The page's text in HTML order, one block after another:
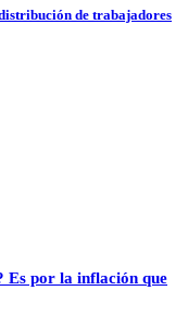
de trabajadores
Es por la inflación que